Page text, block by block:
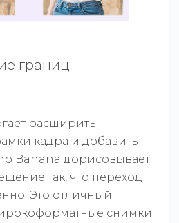
границ
расширить
кадра и добавить
Banana дорисовывает
так, что переход
Это отличный
снимки